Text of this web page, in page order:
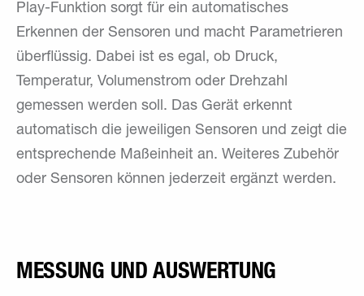
Play-Funktion sorgt für ein automatisches
Erkennen der Sensoren und macht Parametrieren
überflüssig. Dabei ist es egal, ob Druck,
Temperatur, Volumenstrom oder Drehzahl
gemessen werden soll. Das Gerät erkennt
automatisch die jeweiligen Sensoren und zeigt die
entsprechende Maßeinheit an. Weiteres Zubehör
oder Sensoren können jederzeit ergänzt werden.
MESSUNG UND AUSWERTUNG